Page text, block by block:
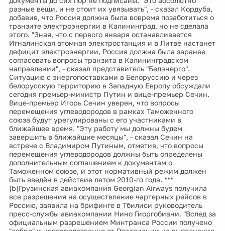
разные вещи, и не стоит их увязывать", - сказал Кордуба,
добавив, что Россия должна была вовремя позаботиться о
транзите электроэнергии в Калининград, но не сделала
этого. "Зная, что с первого января останавливается
Игналинская атомная электростанция и в Литве настанет
дефицит электроэнергии, Россия должна была заранее
согласовать вопросы транзита в Калининградском
направлении", - сказал представитель "Белэнерго".
Ситуацию с энергопоставками в Белоруссию и через
белорусскую территорию в Западную Европу обсуждали
сегодня премьер-министр Путин и вице-премьер Сечин.
Вице-премьер Игорь Сечин уверен, что вопросы
перемещения углеводородов в рамках Таможенного
союза будут урегулированы с его участниками в
ближайшее время. "Эту работу мы должны будем
завершить в ближайшие месяцы", - сказал Сечин на
встрече с Владимиром Путиным, отметив, что вопросы
перемещения углеводородов должны быть определены
дополнительным соглашением к документам о
Таможенном союзе, и этот нормативный режим должен
быть введён в действие летом 2010-го года. ***
[b]Грузинская авиакомпания Georgian Airways получила
все разрешения на осуществление чартерных рейсов в
Россию, заявила на брифинге в Тбилиси руководитель
пресс-службы авиакомпании Нино Гиоргобиани. "Вслед за
официальным разрешением Минтранса России получено